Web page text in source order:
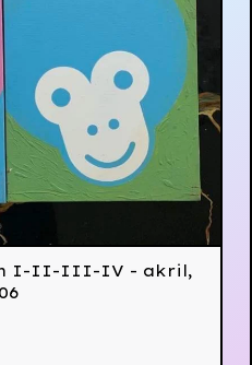
I-II-III-IV - akril,